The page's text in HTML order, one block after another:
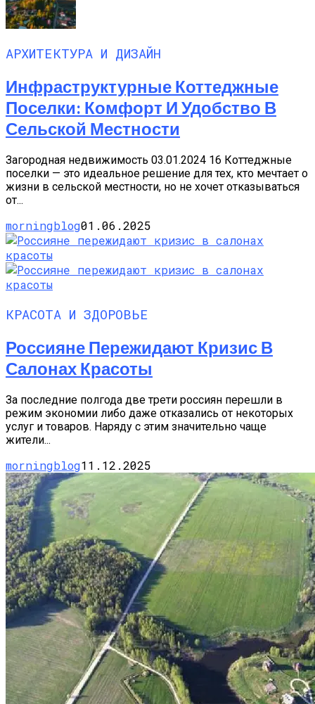
АРХИТЕКТУРА И ДИЗАЙН
Инфраструктурные Коттеджные
Поселки: Комфорт И Удобство В
Сельской Местности
Загородная недвижимость 03.01.2024 16 Коттеджные
поселки — это идеальное решение для тех, кто мечтает о
жизни в сельской местности, но не хочет отказываться
от...
morningblog01.06.2025
КРАСОТА И ЗДОРОВЬЕ
Россияне Пережидают Кризис В
Салонах Красоты
За последние полгода две трети россиян перешли в
режим экономии либо даже отказались от некоторых
услуг и товаров. Наряду с этим значительно чаще
жители...
morningblog11.12.2025